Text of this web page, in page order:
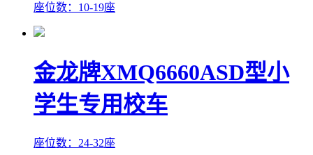
座位数：10-19座
金龙牌XMQ6660ASD型小
学生专用校车
座位数：24-32座